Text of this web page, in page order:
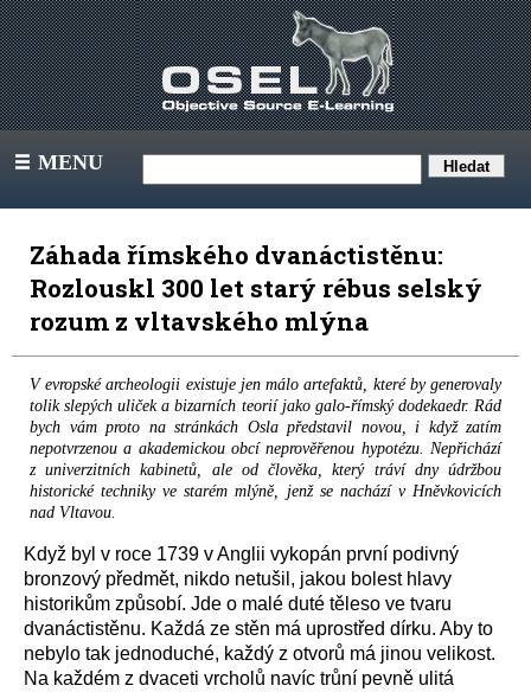
III MENU
Záhada římského dvanáctistěnu:
Rozlouskl 300 let starý rébus selský
rozum z vltavského mlýna
V evropské archeologii existuje jen málo artefaktů, které by generovaly
tolik slepých uliček a bizarních teorií jako galo-římský dodekaedr. Rád
bych vám proto na stránkách Osla představil novou, i když zatím
nepotvrzenou a akademickou obcí neprověřenou hypotézu. Nepřichází
z univerzitních kabinetů, ale od člověka, který tráví dny údržbou
historické techniky ve starém mlýně, jenž se nachází v Hněvkovicích
nad Vltavou.
Když byl v roce 1739 v Anglii vykopán první podivný
bronzový předmět, nikdo netušil, jakou bolest hlavy
historikům způsobí. Jde o malé duté těleso ve tvaru
dvanáctistěnu. Každá ze stěn má uprostřed dírku. Aby to
nebylo tak jednoduché, každý z otvorů má jinou velikost.
Na každém z dvaceti vrcholů navíc trůní pevně ulitá